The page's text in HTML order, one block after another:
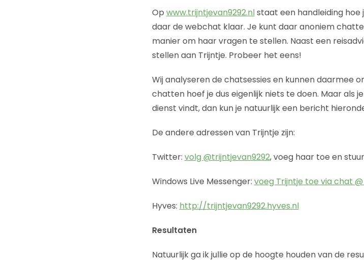
Op www.trijntjevan9292.nlstaat een handleiding hoe
daar de webchat klaar. Je kunt daar anoniem
manier om haar vragen te stellen. Naast een
stellen aan Trijntje. Probeer het eens!
Wij analyseren de chatsessies en kunnen daarmee
chatten hoef je dus eigenlijk niets te doen. Maar als
dienst vindt, dan kun je natuurlijk een bericht
De andere adressen van Trijntje zijn:
Twitter: volg @trijntjevan9292, voeg haar toe en
Windows Live Messenger: voeg Trijntje toe via chat
Hyves: http://trijntjevan9292.hyves.nl
Resultaten
Natuurlijk ga ik jullie op de hoogte houden van de